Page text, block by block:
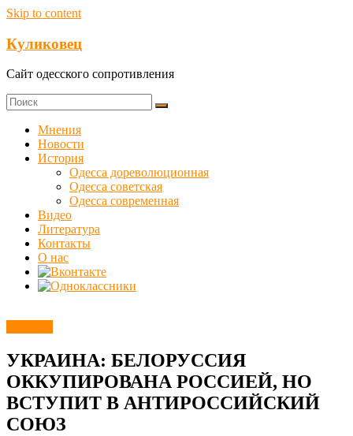
Skip to content
Куликовец
Сайт одесского сопротивления
Мнения
Новости
История
Одесса дореволюционная
Одесса советская
Одесса современная
Видео
Литература
Контакты
О нас
УКРАИНА: БЕЛОРУССИЯ
ОККУПИРОВАНА РОССИЕЙ, НО
ВСТУПИТ В АНТИРОССИЙСКИЙ
СОЮЗ